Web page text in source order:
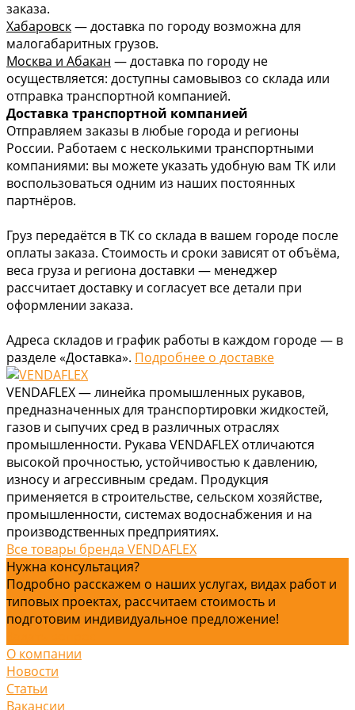
заказа.
Хабаровск— доставка по городу возможна для
малогабаритных грузов.
Москва и Абакан — доставка по городу не
осуществляется: доступны самовывоз со склада или
отправка транспортной компанией.
Доставка транспортной компанией
Отправляем заказы в любые города и регионы
России. Работаем с несколькими транспортными
компаниями: вы можете указать удобную вам ТК или
воспользоваться одним из наших постоянных
партнёров.
Груз передаётся в ТК со склада в вашем городе после
оплаты заказа. Стоимость и сроки зависят от объёма,
веса груза и региона доставки — менеджер
рассчитает доставку и согласует все детали при
оформлении заказа.
Адреса складов и график работы в каждом городе — в
разделе «Доставка». Подробнее о доставке
VENDAFLEX — линейка промышленных рукавов,
предназначенных для транспортировки жидкостей,
газов и сыпучих сред в различных отраслях
промышленности. Рукава VENDAFLEX отличаются
высокой прочностью, устойчивостью к давлению,
износу и агрессивным средам. Продукция
применяется в строительстве, сельском хозяйстве,
промышленности, системах водоснабжения и на
производственных предприятиях.
Все товары бренда VENDAFLEX
Нужна консультация?
Подробно расскажем о наших услугах, видах работ и
типовых проектах, рассчитаем стоимость и
подготовим индивидуальное предложение!
О компании
Новости
Статьи
Вакансии